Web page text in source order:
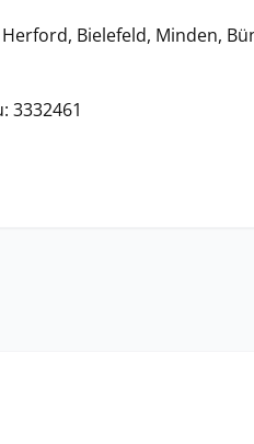
Bielefeld, Minden,
3332461